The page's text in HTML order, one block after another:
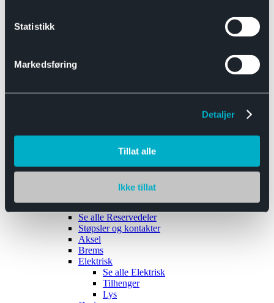
Statistikk
Markedsføring
Detaljer
Tillat alle
Ikke tillat
Båthengere
Reservedeler
Se alle Reservedeler
Støpsler og kontakter
Aksel
Brems
Elektrisk
Se alle Elektrisk
Tilhenger
Lys